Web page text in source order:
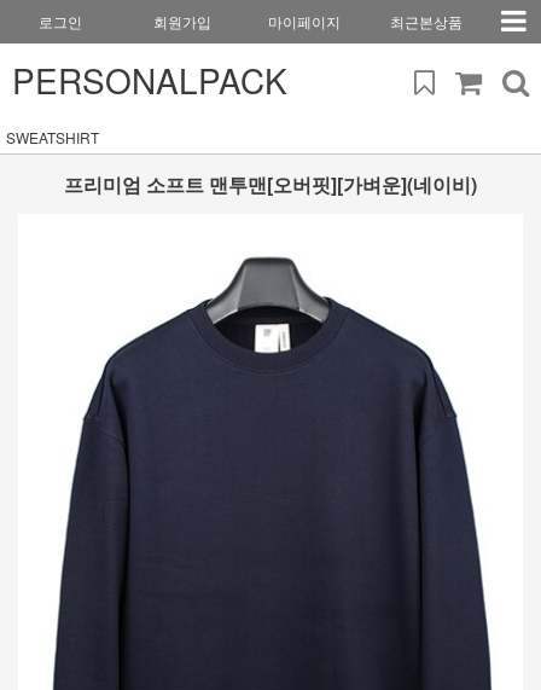
로그인 회원가입 마이페이지 최근본상품
PERSONALPACK
SWEATSHIRT
프리미엄 소프트 맨투맨[오버핏][가벼운](네이비)